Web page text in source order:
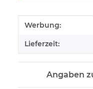
Produkteigenschaft
Wert
Werbung:
Lieferzeit:
Angaben